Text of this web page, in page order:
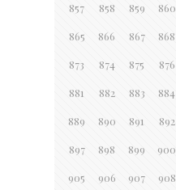
857 858 859 860
865 866 867 868
873 874 875 876
881 882 883 884
889 890 891 892
897 898 899 900
905 906 907 908